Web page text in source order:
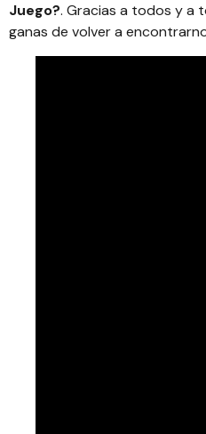
Juego?. Gracias a todos y a
ganas de volver a